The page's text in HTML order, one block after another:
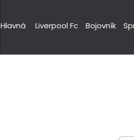
Hlavná Liverpool Fc Bojovník